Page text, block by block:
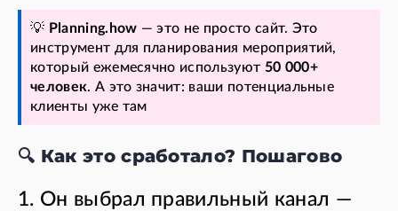
💡 Planning.how — это не просто сайт. Это
инструмент для планирования мероприятий,
который ежемесячно используют 50 000+
человек. А это значит: ваши потенциальные
клиенты уже там
🔍 Как это сработало? Пошагово
1. Он выбрал правильный канал —